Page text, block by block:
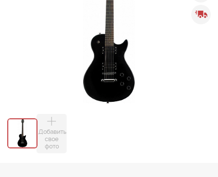
Добавить
свое
фото